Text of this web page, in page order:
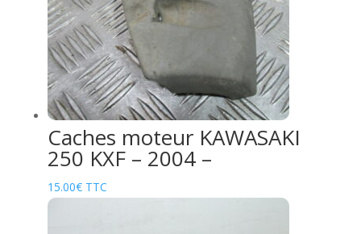
Caches moteur KAWASAKI
250 KXF – 2004 –
15.00€ TTC